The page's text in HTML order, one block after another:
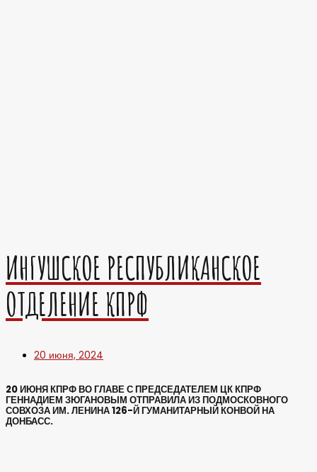
ИНГУШСКОЕ РЕСПУБЛИКАНСКОЕ
ОТДЕЛЕНИЕ КПРФ
20 июня, 2024
20 ИЮНЯ КПРФ ВО ГЛАВЕ С ПРЕДСЕДАТЕЛЕМ ЦК КПРФ
ГЕННАДИЕМ ЗЮГАНОВЫМ ОТПРАВИЛА ИЗ ПОДМОСКОВНОГО
СОВХОЗА ИМ. ЛЕНИНА 126-Й ГУМАНИТАРНЫЙ КОНВОЙ НА
ДОНБАСС.